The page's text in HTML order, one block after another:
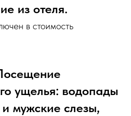
из отеля.
в стоимость
ущелья: водопады
мужские слезы,